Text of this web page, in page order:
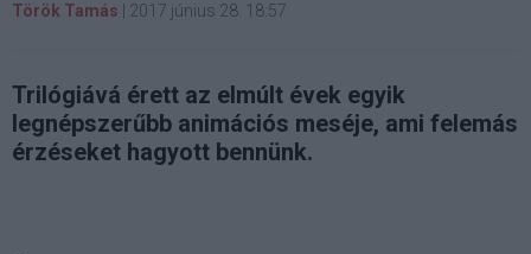
Török Tamás 2017 június 28. 18:57
Trilógiává érett az elmúlt évek egyik
legnépszerűbb animációs meséje, ami felemás
érzéseket hagyott bennünk.